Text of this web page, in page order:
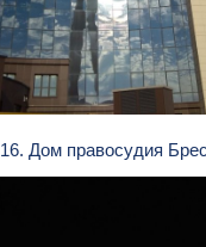
16. Дом правосудия